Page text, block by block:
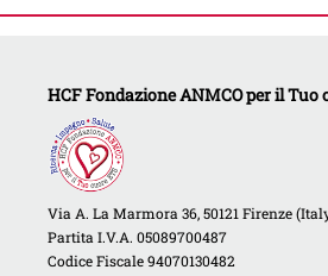
HCF Fondazione ANMCO per il Tuo
Via A. La Marmora 36, 50121 Firenze
Partita I.V.A. 05089700487
Codice Fiscale 94070130482